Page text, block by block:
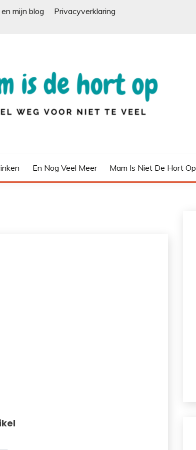
mijn blog
Privacyverklaring
En Nog Veel Meer Mam Is Niet De Hort Op